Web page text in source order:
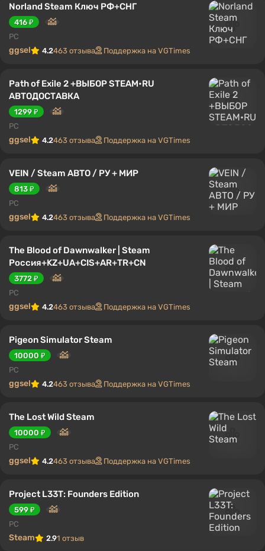
Norland Steam Ключ РФ+СНГ
416 ₽
PC
ggsel 4.2463 отзыва Поддержка на VGTimes
Path of Exile 2 +ВЫБОР STEAM•RU
АВТОДОСТАВКА
1299 ₽
PC
ggsel 4.2463 отзыва Поддержка на VGTimes
VEIN / Steam АВТО / РУ + МИР
813 ₽
PC
ggsel 4.2463 отзыва Поддержка на VGTimes
The Blood of Dawnwalker | Steam
Россия+KZ+UA+CIS+AR+TR+CN
3772 ₽
PC
ggsel 4.2463 отзыва Поддержка на VGTimes
Pigeon Simulator Steam
10000 ₽
PC
ggsel 4.2463 отзыва Поддержка на VGTimes
The Lost Wild Steam
10000 ₽
PC
ggsel 4.2463 отзыва Поддержка на VGTimes
Project L33T: Founders Edition
599 ₽
PC
Steam 2.91 отзыв